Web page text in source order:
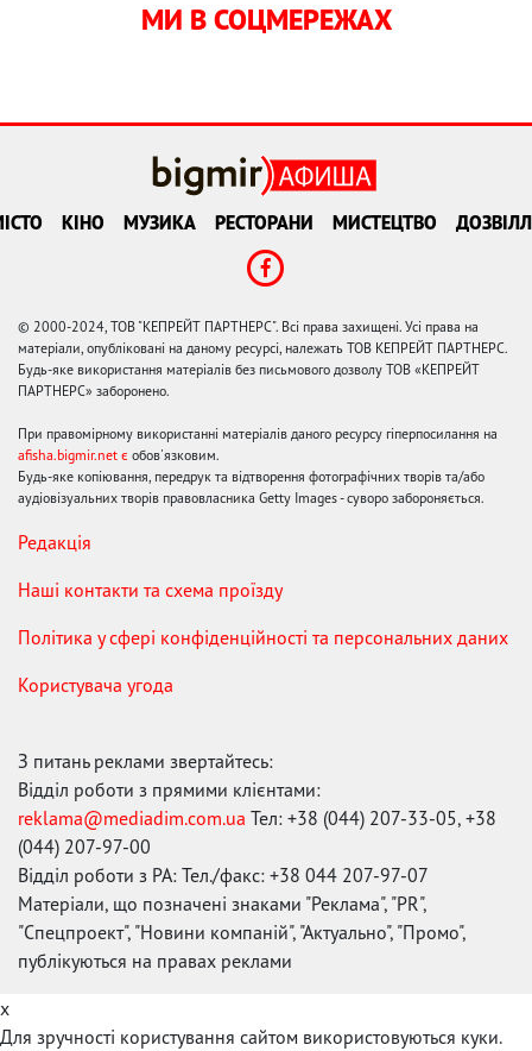
МИ В СОЦМЕРЕЖАХ
КІНО МУЗИКА РЕСТОРАНИ МИСТЕЦТВО
© 2000-2024, ТОВ "КЕПРЕЙТ ПАРТНЕРС". Всі права захищені. Усі права на
матеріали, опубліковані на даному ресурсі, належать ТОВ КЕПРЕЙТ ПАРТНЕРС.
Будь-яке використання матеріалів без письмового дозволу ТОВ «КЕПРЕЙТ
ПАРТНЕРС» заборонено.
При правомірному використанні матеріалів даного ресурсу гіперпосилання на
afisha.bigmir.net є обов'язковим.
Будь-яке копіювання, передрук та відтворення фотографічних творів та/або
аудіовізуальних творів правовласника Getty Images - суворо забороняється.
Редакція
Наші контакти та схема проїзду
Політика у сфері конфіденційності та персональних даних
Користувача угода
З питань реклами звертайтесь:
Відділ роботи з прямими клієнтами:
reklama@mediadim.com.ua Тел: +38 (044) 207-33-05, +38
(044) 207-97-00
Відділ роботи з РА: Тел./факс: +38 044 207-97-07
Матеріали, що позначені знаками "Реклама", "PR",
"Спецпроект", "Новини компаній", "Актуально", "Промо",
публікуються на правах реклами
x
Для зручності користування сайтом використовуються куки.